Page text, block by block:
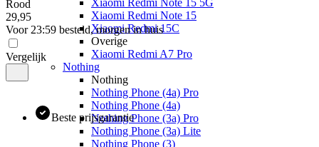
Xiaomi Redmi Note 15 5G
Xiaomi Redmi Note 15
Xiaomi Redmi 15C
Overige
Xiaomi Redmi A7 Pro
Nothing
Nothing
Nothing Phone (4a) Pro
Nothing Phone (4a)
Nothing Phone (3a) Pro
Nothing Phone (3a) Lite
Nothing Phone (3)
Rood
29,95
Voor 23:59 besteld, morgen in huis
Vergelijk
Beste prijsgarantie